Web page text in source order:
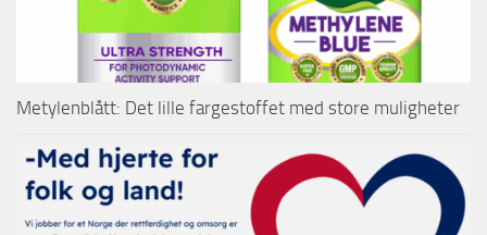
Metylenblått: Det lille fargestoffet med store muligheter